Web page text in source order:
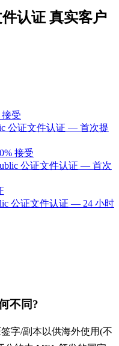
认证 真实客户
受
公证文件认证 — 首次提
接受
公证文件认证 — 首次
公证文件认证 — 24 小时
不同?
字/副本以供海外使用(不